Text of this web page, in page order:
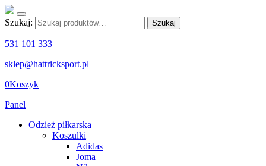
Szukaj: Szukaj
531 101 333
sklep@hattricksport.pl
0Koszyk
Panel
Odzież piłkarska
Koszulki
Adidas
Joma